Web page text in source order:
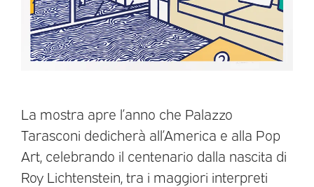
La mostra apre l’anno che Palazzo
Tarasconi dedicherà all’America e alla Pop
Art, celebrando il centenario dalla nascita di
Roy Lichtenstein, tra i maggiori interpreti